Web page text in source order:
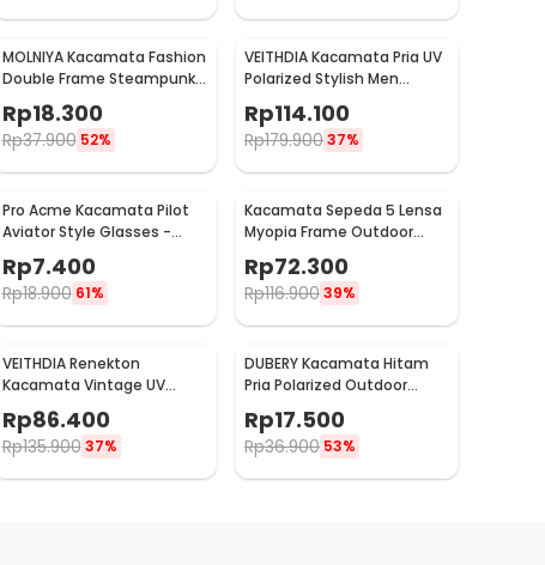
MOLNIYA Kacamata Fashion
Double Frame Steampunk
- NE60
Rp18.300
Rp37.900 52%
VEITHDIA Kacamata Pria UV
Polarized Stylish Men
Rp114.100
Rp179.90037%
Pro Acme Kacamata Pilot
Aviator Style Glasses -
Rp7.400
Rp18.900 61%
Kacamata Sepeda 5 Lensa
Myopia Frame Outdoor
Cycling Sunglasses - 0089
Rp72.300
Rp116.90039%
VEITHDIA Renekton
Kacamata Vintage UV
Polarized Sunglasses -
2462
Rp86.400
Rp135.900 37%
DUBERY Kacamata Hitam
Pria Polarized Outdoor
Rp17.500
Rp36.900 53%